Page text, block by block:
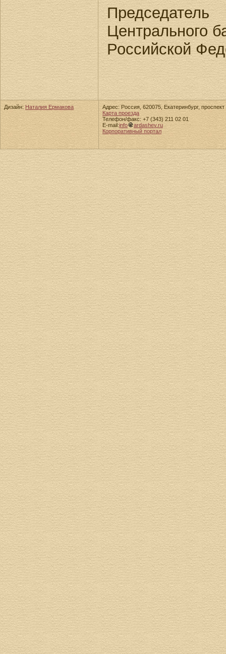
Председатель
Центрального
Российской
Дизайн: Наталия Ермакова
Адрес: Россия, 620075, Екатеринбург,
Карта проезда
Телефон/факс: +7 (343) 211 02 01
E-mail:info
ardashev.ru
Корпоративный портал